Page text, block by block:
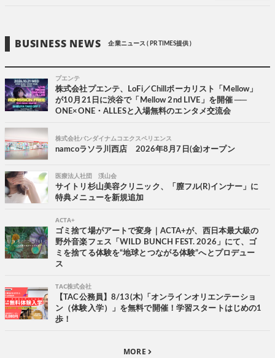
BUSINESS NEWS 企業ニュース ( PR TIMES提供 )
プエンテ
株式会社プエンテ、LoFi／Chillボーカリスト「Mellow」
が10月21日に渋谷で「Mellow 2nd LIVE」を開催 ──
ONE×ONE・ALLESと入場無料のエンタメ交流会
株式会社バンダイナムコエクスペリエンス
namcoラソラ川西店 2026年8月7日(金)オープン
医療法人社団 渓山会
サイトリ杉山美容クリニック、「膣フル(R)インナー」に
特典メニューを新規追加
ACTA+
ゴミ捨て場がアートで変身｜ACTA+が、西日本最大級の
野外音楽フェス「WILD BUNCH FEST. 2026」にて、ゴ
ミを捨てる体験を“地球とつながる体験”へとプロデュー
ス
TAC株式会社
【TAC公務員】8/13(木)「オンラインオリエンテーショ
ン（体験入学）」を無料で開催！学習スタートはじめの1
歩！
MORE